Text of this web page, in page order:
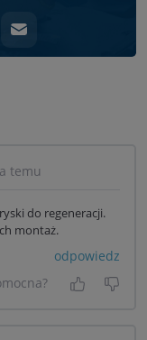
temu
do regeneracji.
montaż.
odpowiedz
Tak, była
Nie